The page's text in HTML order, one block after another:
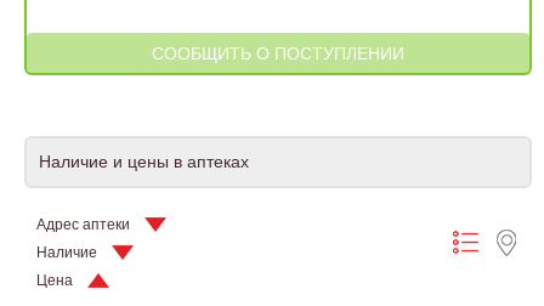
Наличие и цены в аптеках
Адрес аптеки
Наличие
Цена